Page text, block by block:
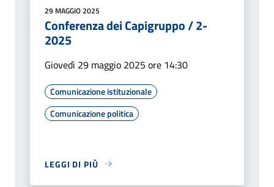
29 MAGGIO 2025
Conferenza dei Capigruppo / 2-
2025
Giovedì 29 maggio 2025 ore 14:30
Comunicazione istituzionale
Comunicazione politica
LEGGI DI PIÙ